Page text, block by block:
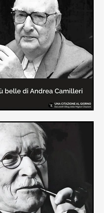
di Frida Kahlo
e sulla vita.
più belle di Andrea
sezione sono raccolte le
di Andrea Camilleri, il
dei libri sulle vicende del
Montalbano